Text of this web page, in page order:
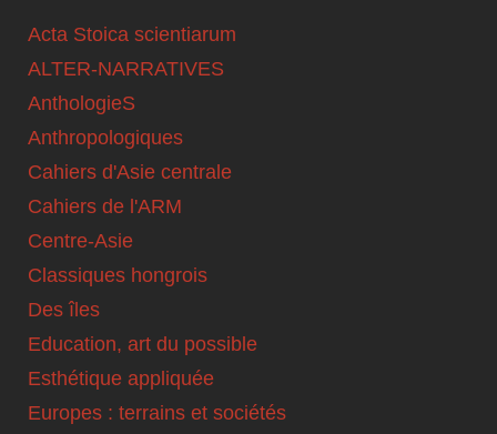
Acta Stoica scientiarum
ALTER-NARRATIVES
AnthologieS
Anthropologiques
Cahiers d'Asie centrale
Cahiers de l'ARM
Centre-Asie
Classiques hongrois
Des îles
Education, art du possible
Esthétique appliquée
Europes : terrains et sociétés